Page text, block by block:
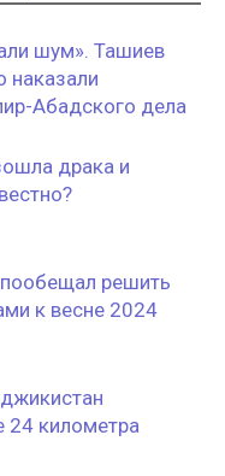
шум». Ташиев
наказали
Абадского дела
драка и
решить
к весне 2024
24 километра